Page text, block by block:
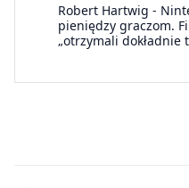
Robert Hartwig -
pieniędzy graczom.
„otrzymali dokładnie